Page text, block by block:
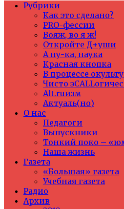
Рубрики
Как это сделано?
PRO-фессии
Вояж, во я ж!
Откройте Д+уши
А ну-ка, наука
Красная кнопка
В процессе
Чисто
Alt.ruизм
Актуаль(но)
О нас
Педагоги
Выпускники
Тонкий поко –
Наша жизнь
Газета
«Большая» газета
Учебная газета
Радио
Архив